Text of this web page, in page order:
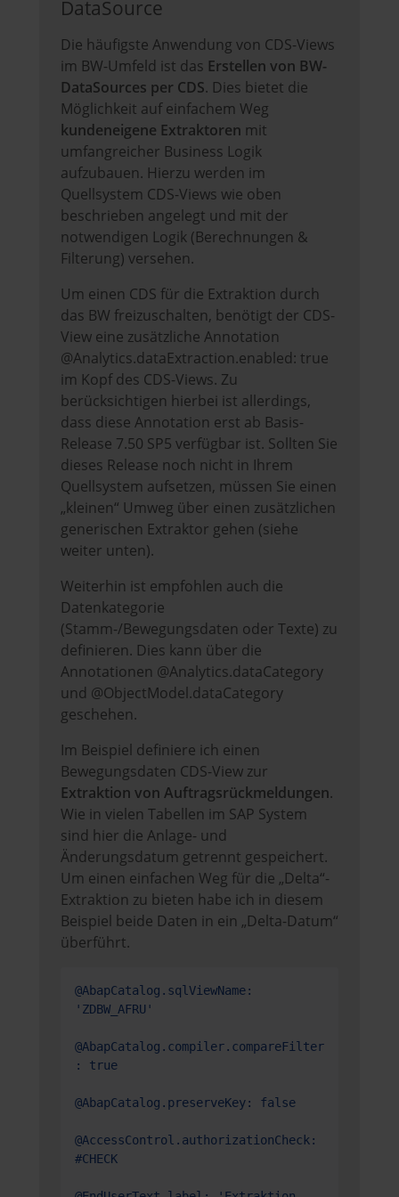
DataSource
Die häufigste Anwendung von CDS-Views
im BW-Umfeld ist das Erstellen von BW-
DataSources per CDS. Dies bietet die
Möglichkeit auf einfachem Weg
kundeneigene Extraktoren mit
umfangreicher Business Logik
aufzubauen. Hierzu werden im
Quellsystem CDS-Views wie oben
beschrieben angelegt und mit der
notwendigen Logik (Berechnungen &
Filterung) versehen.
Um einen CDS für die Extraktion durch
das BW freizuschalten, benötigt der CDS-
View eine zusätzliche Annotation
@Analytics.dataExtraction.enabled: true
im Kopf des CDS-Views. Zu
berücksichtigen hierbei ist allerdings,
dass diese Annotation erst ab Basis-
Release 7.50 SP5 verfügbar ist. Sollten Sie
dieses Release noch nicht in Ihrem
Quellsystem aufsetzen, müssen Sie einen
„kleinen“ Umweg über einen zusätzlichen
generischen Extraktor gehen (siehe
weiter unten).
Weiterhin ist empfohlen auch die
Datenkategorie
(Stamm-/Bewegungsdaten oder Texte) zu
definieren. Dies kann über die
Annotationen @Analytics.dataCategory
und @ObjectModel.dataCategory
geschehen.
Im Beispiel definiere ich einen
Bewegungsdaten CDS-View zur
Extraktion von Auftragsrückmeldungen.
Wie in vielen Tabellen im SAP System
sind hier die Anlage- und
Änderungsdatum getrennt gespeichert.
Um einen einfachen Weg für die „Delta“-
Extraktion zu bieten habe ich in diesem
Beispiel beide Daten in ein „Delta-Datum“
überführt.
@AbapCatalog.sqlViewName:
'ZDBW_AFRU'
@AbapCatalog.compiler.compareFilter
: true
@AbapCatalog.preserveKey: false
@AccessControl.authorizationCheck:
#CHECK